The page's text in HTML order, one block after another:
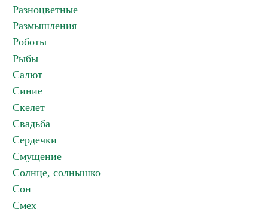
Разноцветные
Размышления
Роботы
Рыбы
Салют
Синие
Скелет
Свадьба
Сердечки
Смущение
Солнце, солнышко
Сон
Смех